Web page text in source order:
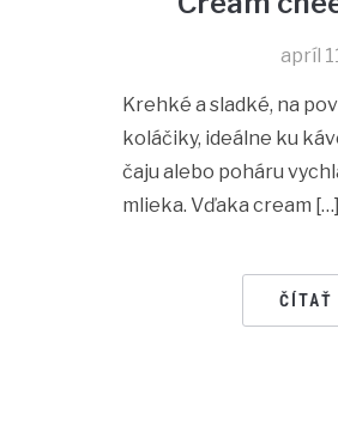
apríl
Krehké a sladké, na
koláčiky, ideálne ku
čaju alebo poháru
mlieka. Vďaka cream […]
ČÍTAŤ